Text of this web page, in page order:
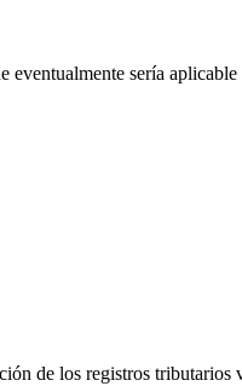
sería
de los registros